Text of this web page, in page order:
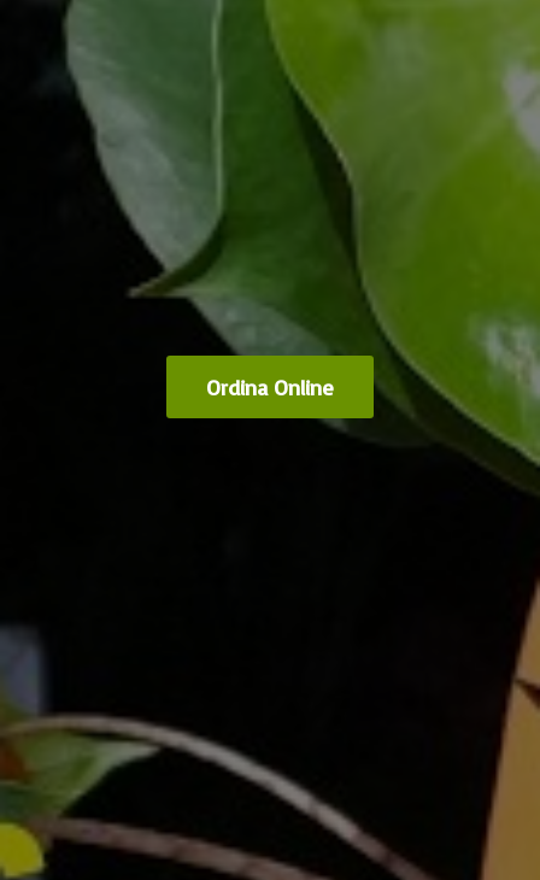
Ordina Online